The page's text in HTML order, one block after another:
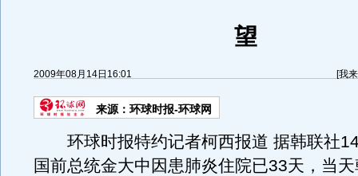
望
2009年08月14日16:01 [我
来源： 环球时报-环球网
环球时报特约记者柯西报道 据韩联社
国前总统金大中因患肺炎住院已33天，当